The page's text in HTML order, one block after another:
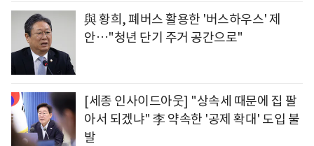
與 황희, 폐버스 활용한 '버스하우스' 제
안…"청년 단기 주거 공간으로"
[세종 인사이드아웃] "상속세 때문에 집 팔
아서 되겠냐" 李 약속한 '공제 확대' 도입 불
발